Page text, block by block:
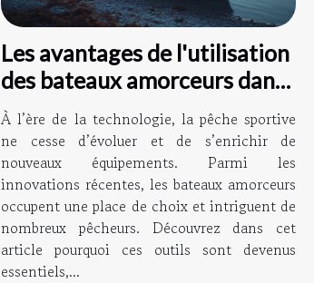
Les avantages de l'utilisation
des bateaux amorceurs dans
la pêche moderne
À l’ère de la technologie, la pêche sportive
ne cesse d’évoluer et de s’enrichir de
nouveaux équipements. Parmi les
innovations récentes, les bateaux amorceurs
occupent une place de choix et intriguent de
nombreux pêcheurs. Découvrez dans cet
article pourquoi ces outils sont devenus
essentiels,...